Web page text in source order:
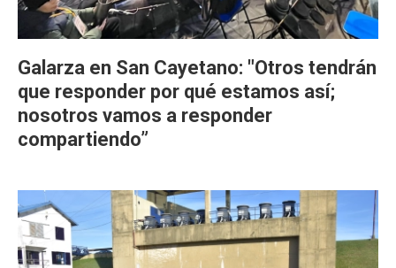
Galarza en San Cayetano: "Otros tendrán
que responder por qué estamos así;
nosotros vamos a responder
compartiendo”